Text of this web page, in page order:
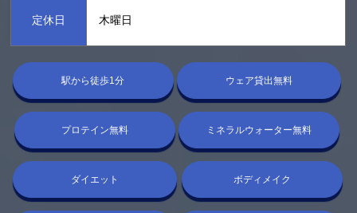
定休日 木曜日
駅から徒歩1分 ウェア貸出無料
プロテイン無料 ミネラルウォーター無料
ダイエット ボディメイク